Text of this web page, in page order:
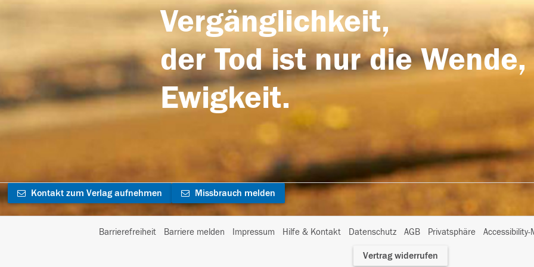
Vergänglichkeit,
der Tod ist nur die
Ewigkeit.
Kontakt zum Verlag aufnehmen Missbrauch melden
Barrierefreiheit Barriere melden Impressum Hilfe & Kontakt Datenschutz AGB Privatsphäre
I
Vertrag widerrufen